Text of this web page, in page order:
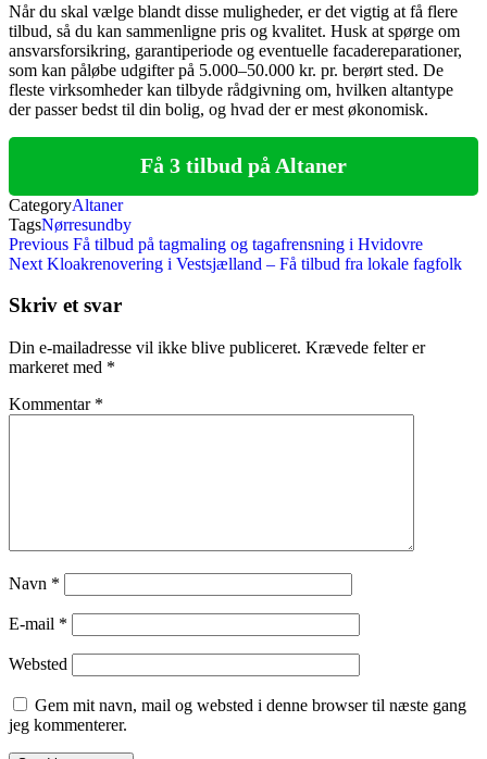
Når du skal vælge blandt disse muligheder, er det vigtig at få flere
tilbud, så du kan sammenligne pris og kvalitet. Husk at spørge om
ansvarsforsikring, garantiperiode og eventuelle facadereparationer,
som kan påløbe udgifter på 5.000–50.000 kr. pr. berørt sted. De
fleste virksomheder kan tilbyde rådgivning om, hvilken altantype
der passer bedst til din bolig, og hvad der er mest økonomisk.
Få 3 tilbud på Altaner
CategoryAltaner
TagsNørresundby
Indlægsnavigation
Previous
Post
Previous Få tilbud på tagmaling og tagafrensning i Hvidovre
Next
Next Kloakrenovering i Vestsjælland – Få tilbud fra lokale fagfolk
Skriv et svar
Din e-mailadresse vil ikke blive publiceret. Krævede felter er
markeret med *
Kommentar *
Navn *
E-mail *
Websted
Gem mit navn, mail og websted i denne browser til næste gang
jeg kommenterer.